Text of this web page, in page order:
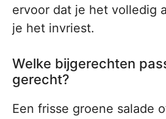
ervoor dat je het volledig
je het invriest.
Welke bijgerechten
gerecht?
Een frisse groene salade